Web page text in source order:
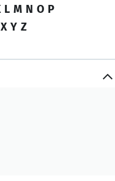
L M N O P
X Y Z